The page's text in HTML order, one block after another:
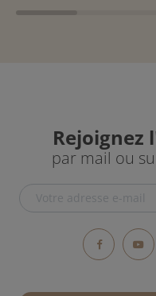
Rejoignez
par mail ou